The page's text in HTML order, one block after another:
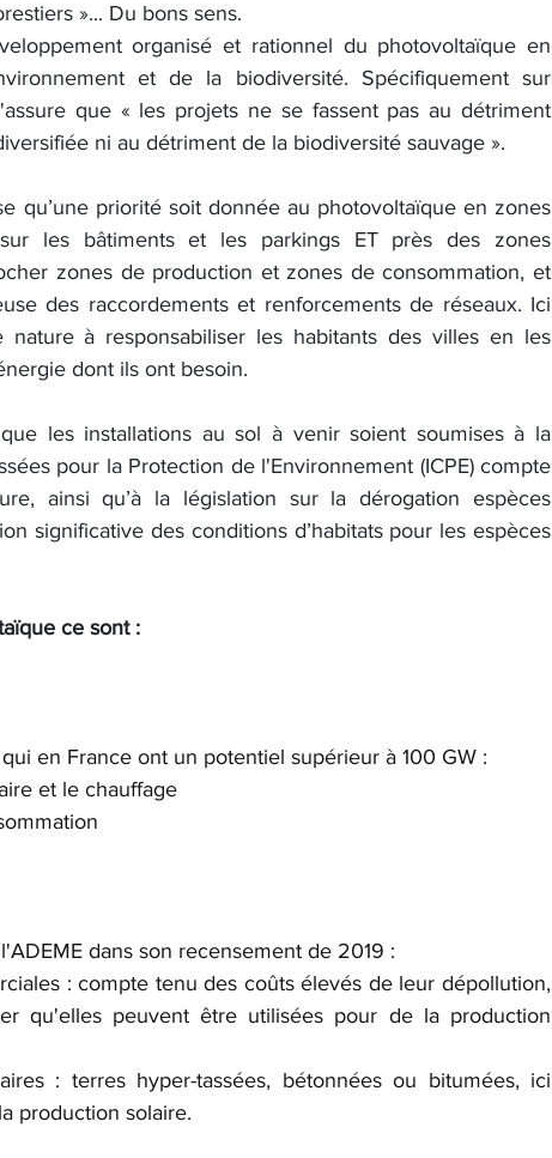
»... Du bons sens.
organisé et rationnel du photovoltaïque en
et de la biodiversité. Spécifiquement sur
que « les projets ne se fassent pas au détriment
ni au détriment de la biodiversité sauvage ».
qu’une priorité soit donnée au photovoltaïque en zones
les bâtiments et les parkings ET près des zones
zones de production et zones de consommation, et
des raccordements et renforcements de réseaux. Ici
à responsabiliser les habitants des villes en les
dont ils ont besoin.
les installations au sol à venir soient soumises à la
pour la Protection de l'Environnement (ICPE) compte
ainsi qu’à la législation sur la dérogation espèces
significative des conditions d’habitats pour les espèces
ce sont :
en France ont un potentiel supérieur à 100 GW :
et le chauffage
dans son recensement de 2019 :
: compte tenu des coûts élevés de leur dépollution,
qu'elles peuvent être utilisées pour de la production
: terres hyper-tassées, bétonnées ou bitumées, ici
production solaire.